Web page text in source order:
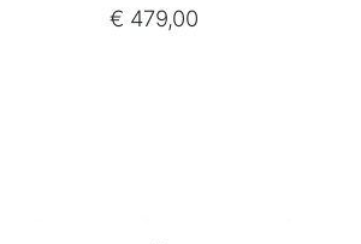
€ 479,00